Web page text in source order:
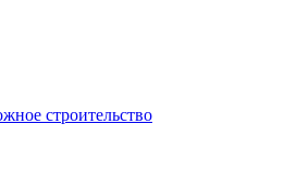
строительство